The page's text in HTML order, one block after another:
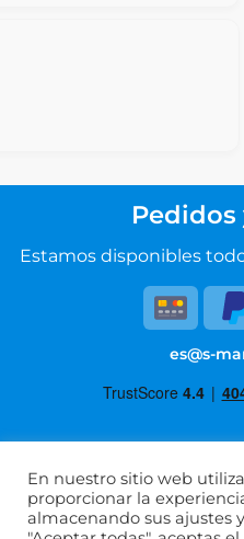
Pedidos
Estamos disponibles
es@s-
Política
En nuestro sitio web
proporcionar la
almacenando sus ajustes